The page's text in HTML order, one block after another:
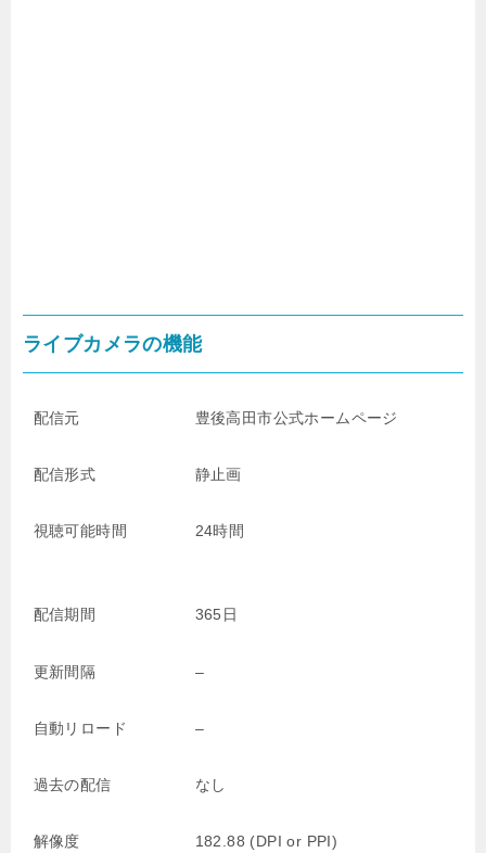
ライブカメラの機能
配信元 豊後高田市公式ホームページ
配信形式 静止画
視聴可能時間 24時間
配信期間 365日
更新間隔 –
自動リロード –
過去の配信 なし
解像度 182.88 (DPI or PPI)